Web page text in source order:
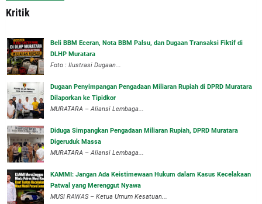
Kritik
‎Beli BBM Eceran, Nota BBM Palsu, dan Dugaan Transaksi Fiktif di
DLHP Muratara
Foto : Ilustrasi Dugaan...
‎Dugaan Penyimpangan Pengadaan Miliaran Rupiah di DPRD Muratara
Dilaporkan ke Tipidkor
‎MURATARA – Aliansi Lembaga...
Diduga Simpangkan Pengadaan Miliaran Rupiah, DPRD Muratara
Digeruduk Massa
‎MURATARA – Aliansi Lembaga...
‎KAMMI: Jangan Ada Keistimewaan Hukum dalam Kasus Kecelakaan
Patwal yang Merenggut Nyawa
‎MUSI RAWAS – Ketua Umum Kesatuan...